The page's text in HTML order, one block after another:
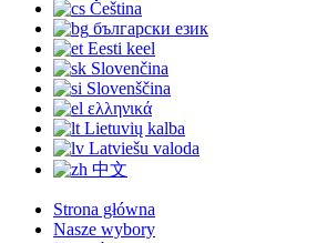
Čeština
български език
Eesti keel
Slovenčina
Slovenščina
ελληνικά
Lietuvių kalba
Latviešu valoda
中文
Strona główna
Nasze wybory